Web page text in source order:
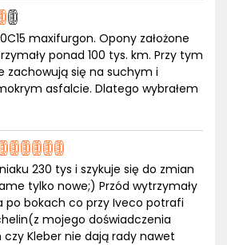
maxifurgon. Opony założone
ponad 100 tys. km. Przy tym
zachowują się na suchym i
asfalcie. Dlatego wybrałem
230 tys i szykuje się do zmian
tylko nowe;) Przód wytrzymały
po bokach co przy Iveco potrafi
mojego doświadczenia
Kleber nie dają rady nawet